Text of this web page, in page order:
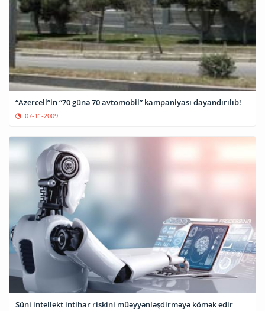
“Azercell”in “70 günə 70 avtomobil” kampaniyası dayandırılıb!
07-11-2009
Süni intellekt intihar riskini müəyyənləşdirməyə kömək edir